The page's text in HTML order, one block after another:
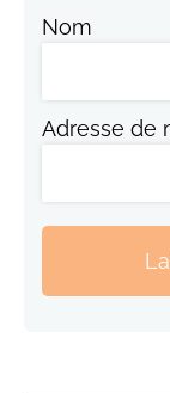
Nom
Adresse de